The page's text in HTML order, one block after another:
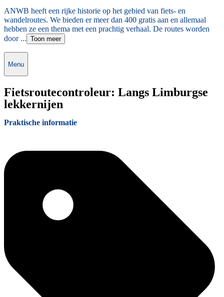
ANWB heeft een rijke historie op het gebied van fiets- en
wandelroutes. We bieden er meer dan 400 gratis aan en allemaal
hebben ze een thema met een prachtig verhaal. De routes worden
door ... Toon meer
Menu
Fietsroutecontroleur: Langs Limburgse
lekkernijen
Praktische informatie